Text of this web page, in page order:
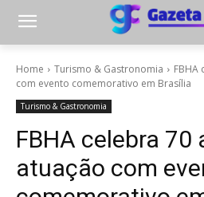
Home Turismo & Gastronomia
FBHA
com evento comemorativo em Brasília
Turismo & Gastronomia
FBHA celebra 70
atuação com